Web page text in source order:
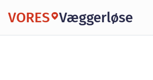
VORES Væggerløse